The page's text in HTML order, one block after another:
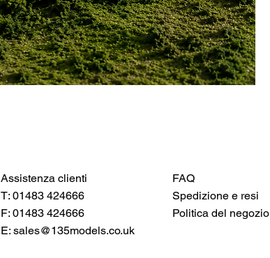
Assistenza clienti
T: 01483 424666
F: 01483 424666
E: sales@135models.co.uk
FAQ
Spedizione e resi
Politica del negozio